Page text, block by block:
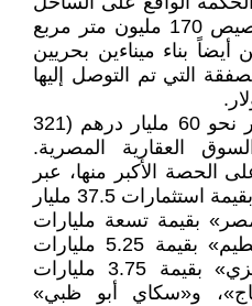
الشمالي لمصر، حيث تم تخصيص 170 مليون متر مربع
بناء ميناءين بحريين
التي تم التوصل إليها
- 10 شركات إماراتية تستثمر نحو 60 مليار درهم (321
العقارية المصرية.
الحصة الأكبر منها، عبر
ذراعها «إعمار مصر للتنمية» بقيمة استثمارات 37.5 مليار
بقيمة تسعة مليارات
درهم، ثم شركة «ماجد الفطيم» بقيمة 5.25 مليارات
درهم، وبعدها شركة «القمزي» بقيمة 3.75 مليارات
و«سكاي أبو ظبي»